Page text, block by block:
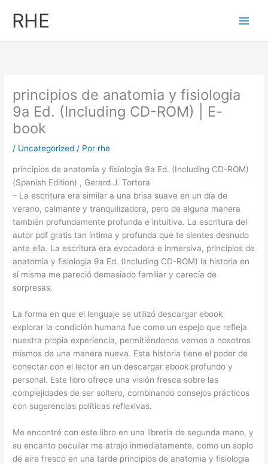
RHE
principios de anatomia y fisiologia
9a Ed. (Including CD-ROM) | E-
book
/ Uncategorized / Por rhe
principios de anatomia y fisiologia 9a Ed. (Including CD-ROM)
(Spanish Edition) , Gerard J. Tortora
– La escritura era similar a una brisa suave en un día de
verano, calmante y tranquilizadora, pero de alguna manera
también profundamente profunda e intuitiva. La escritura del
autor pdf gratis tan íntima y profunda que te sientes desnudo
ante ella. La escritura era evocadora e inmersiva, principios de
anatomia y fisiologia 9a Ed. (Including CD-ROM) la historia en
sí misma me pareció demasiado familiar y carecía de
sorpresas.
La forma en que el lenguaje se utilizó descargar ebook
explorar la condición humana fue como un espejo que refleja
nuestra propia experiencia, permitiéndonos vernos a nosotros
mismos de una manera nueva. Esta historia tiene el poder de
conectar con el lector en un descargar ebook profundo y
personal. Este libro ofrece una visión fresca sobre las
complejidades de ser soltero, combinando consejos prácticos
con sugerencias políticas reflexivas.
Me encontré con este libro en una librería de segunda mano, y
su encanto peculiar me atrajo inmediatamente, como un soplo
de aire fresco en una tarde principios de anatomia y fisiologia